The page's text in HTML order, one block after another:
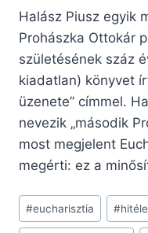
Halász Piusz egyik
Prohászka Ottokár
születésének száz
kiadatlan) könyvet
üzenete” címmel.
nevezik „második
most megjelent
megérti: ez a
Post
Tags:
#eucharisztia #